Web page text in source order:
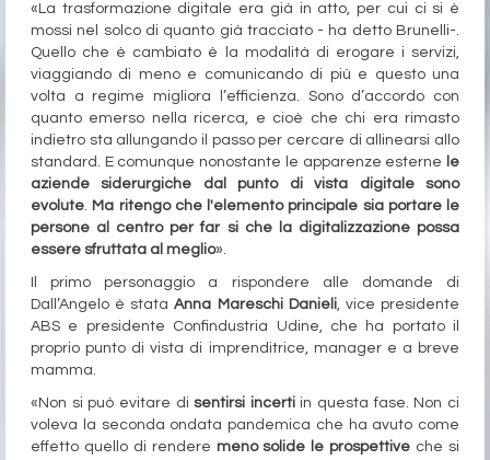
«La trasformazione digitale era già in atto, per cui ci si è
mossi nel solco di quanto già tracciato - ha detto Brunelli-.
Quello che è cambiato è la modalità di erogare i servizi,
viaggiando di meno e comunicando di più e questo una
volta a regime migliora l’efficienza. Sono d’accordo con
quanto emerso nella ricerca, e cioè che chi era rimasto
indietro sta allungando il passo per cercare di allinearsi allo
standard. E comunque nonostante le apparenze esterne le
aziende siderurgiche dal punto di vista digitale sono
evolute. Ma ritengo che l'elemento principale sia portare le
persone al centro per far si che la digitalizzazione possa
essere sfruttata al meglio».
Il primo personaggio a rispondere alle domande di
Dall’Angelo è stataAnna Mareschi Danieli, vice presidente
ABS e presidente Confindustria Udine, che ha portato il
proprio punto di vista di imprenditrice, manager e a breve
mamma.
«Non si può evitare di sentirsi incertiin questa fase. Non ci
voleva la seconda ondata pandemica che ha avuto come
effetto quello di rendere meno solide le prospettive che si